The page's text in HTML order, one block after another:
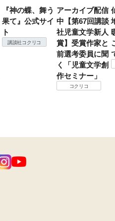
『神の蝶、舞う
果て』公式サイ
ト
講談社コクリコ
アーカイブ配信
中【第67回講談
社児童文学新人
賞】受賞作家と
前選考委員に聞
く「児童文学創
作セミナー」
コクリコ